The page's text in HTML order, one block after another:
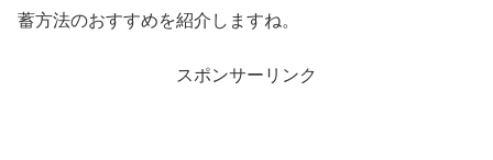
蓄方法のおすすめを紹介しますね。
スポンサーリンク